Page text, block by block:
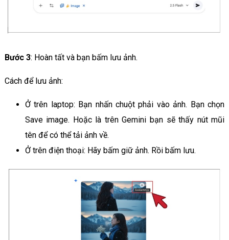
Bước 3: Hoàn tất và bạn bấm lưu ảnh.
Cách để lưu ảnh:
Ở trên laptop: Bạn nhấn chuột phải vào ảnh. Bạn chọn
Save image. Hoặc là trên Gemini bạn sẽ thấy nút mũi
tên để có thể tải ảnh về.
Ở trên điện thoại: Hãy bấm giữ ảnh. Rồi bấm lưu.